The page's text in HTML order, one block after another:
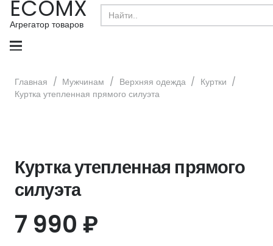
ECOMX
Агрегатор товаров
Search
for:
Главная / Мужчинам / Верхняя одежда / Куртки /
Куртка утепленная прямого силуэта
Куртка утепленная прямого
силуэта
7 990 ₽